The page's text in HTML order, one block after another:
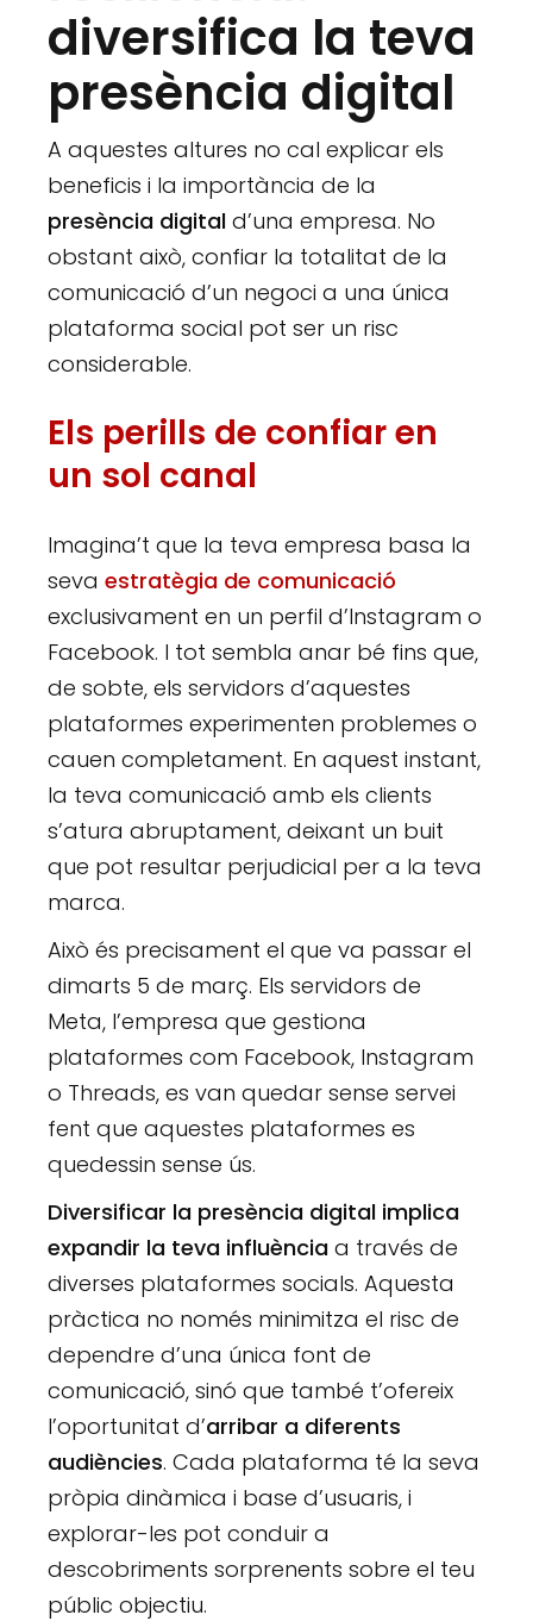
diversifica la teva
presència digital
A aquestes altures no cal explicar els
beneficis i la importància de la
presència digital d’una empresa. No
obstant això, confiar la totalitat de la
comunicació d’un negoci a una única
plataforma social pot ser un risc
considerable.
Els perills de confiar en
un sol canal
Imagina’t que la teva empresa basa la
sevaestratègia de comunicació
exclusivament en un perfil d’Instagram o
Facebook. I tot sembla anar bé fins que,
de sobte, els servidors d’aquestes
plataformes experimenten problemes o
cauen completament. En aquest instant,
la teva comunicació amb els clients
s’atura abruptament, deixant un buit
que pot resultar perjudicial per a la teva
marca.
Això és precisament el que va passar el
dimarts 5 de març. Els servidors de
Meta, l’empresa que gestiona
plataformes com Facebook, Instagram
o Threads, es van quedar sense servei
fent que aquestes plataformes es
quedessin sense ús.
Diversificar la presència digital implica
expandir la teva influència a través de
diverses plataformes socials. Aquesta
pràctica no només minimitza el risc de
dependre d’una única font de
comunicació, sinó que també t’ofereix
l’oportunitat d’arribar a diferents
audiències. Cada plataforma té la seva
pròpia dinàmica i base d’usuaris, i
explorar-les pot conduir a
descobriments sorprenents sobre el teu
públic objectiu.